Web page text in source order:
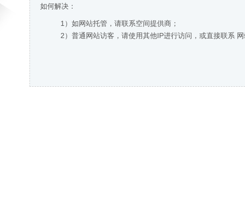
如何解决：
1）如网站托管，请联系空间提供商；
2）普通网站访客，请使用其他IP进行访问，或直接联系 网